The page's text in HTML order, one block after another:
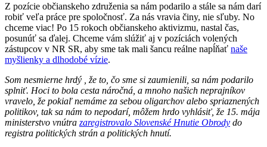
Z pozície občianskeho združenia sa nám podarilo a stále sa nám darí
robiť veľa práce pre spoločnosť. Za nás vravia činy, nie sľuby. No
chceme viac! Po 15 rokoch občianskeho aktivizmu, nastal čas,
posunúť sa ďalej. Chceme vám slúžiť aj v pozíciách volených
zástupcov v NR SR, aby sme tak mali šancu reálne napĺňať naše
myšlienky a dlhodobé vízie.
Som nesmierne hrdý , že to, čo sme si zaumienili, sa nám podarilo
splniť. Hoci to bola cesta náročná, a mnoho našich neprajníkov
vravelo, že pokiaľ nemáme za sebou oligarchov alebo spriaznených
politikov, tak sa nám to nepodarí, môžem hrdo vyhlásiť, že 15. mája
ministerstvo vnútra zaregistrovalo Slovenské Hnutie Obrody do
registra politických strán a politických hnutí.